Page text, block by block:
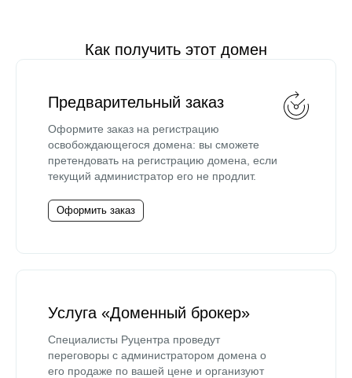
Как получить этот домен
Предварительный заказ
Оформите заказ на регистрацию
освобождающегося домена: вы сможете
претендовать на регистрацию домена, если
текущий администратор его не продлит.
Оформить заказ
Услуга «Доменный брокер»
Специалисты Руцентра проведут
переговоры с администратором домена о
его продаже по вашей цене и организуют